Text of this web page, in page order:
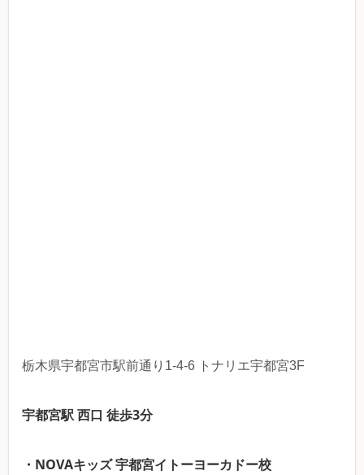
栃木県宇都宮市駅前通り1-4-6 トナリエ宇都宮3F
宇都宮駅 西口 徒歩3分
・NOVAキッズ 宇都宮イトーヨーカドー校